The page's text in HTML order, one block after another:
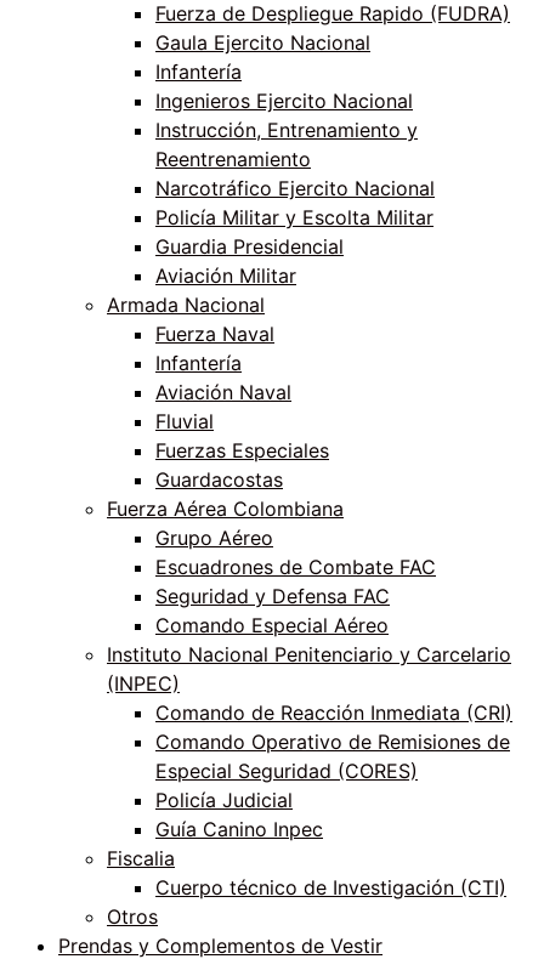
Fuerza de Despliegue Rapido (FUDRA)
Gaula Ejercito Nacional
Infantería
Ingenieros Ejercito Nacional
Instrucción, Entrenamiento y
Reentrenamiento
Narcotráfico Ejercito Nacional
Policía Militar y Escolta Militar
Guardia Presidencial
Aviación Militar
Armada Nacional
Fuerza Naval
Infantería
Aviación Naval
Fluvial
Fuerzas Especiales
Guardacostas
Fuerza Aérea Colombiana
Grupo Aéreo
Escuadrones de Combate FAC
Seguridad y Defensa FAC
Comando Especial Aéreo
Instituto Nacional Penitenciario y Carcelario
(INPEC)
Comando de Reacción Inmediata (CRI)
Comando Operativo de Remisiones de
Especial Seguridad (CORES)
Policía Judicial
Guía Canino Inpec
Fiscalia
Cuerpo técnico de Investigación (CTI)
Otros
Prendas y Complementos de Vestir